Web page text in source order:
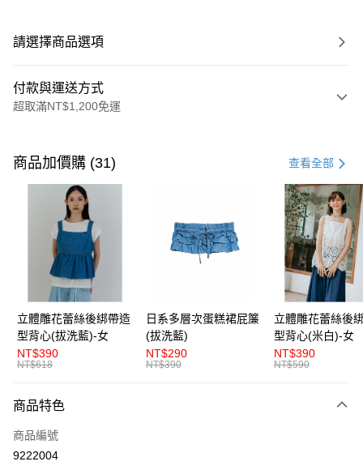
請選擇商品選項
付款與運送方式
超取滿NT$1,200免運
信用卡一次付款
超商取貨付款
LINE Pay
Apple Pay
街口支付
悠遊付
AFTEE先享後付
相關說明
便利好安心！
２．便利：只要手機號碼，簡訊認證，即可結帳。
３．安心：先確認商品／服務後，再付款。
運送方式
全家取貨付款
商品加價購 (31) 查看全部
立體雕花蕾絲後綁帶造
型背心(拔洗藍)-女
NT$390
NT$618
日系多層次蛋糕裙屁簾
(拔洗藍)
NT$290
NT$390
立體雕花蕾絲後
型背心(米白)-女
NT$390
NT$590
商品特色
商品編號
9222004